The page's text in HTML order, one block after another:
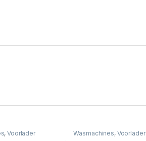
,Voorlader Wasmachines, Voorlader